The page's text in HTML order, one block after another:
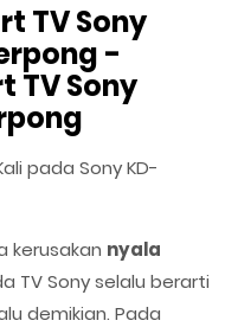
TV Sony
-
TV Sony
pada Sony KD-
kerusakan nyala
TV Sony selalu berarti
demikian. Pada